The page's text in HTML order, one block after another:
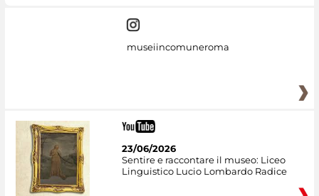
museiincomuneroma
23/06/2026
Sentire e raccontare il museo: Liceo
Linguistico Lucio Lombardo Radice